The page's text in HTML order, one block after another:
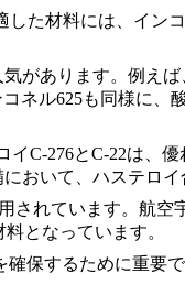
た材料には、 イン
があります。例え
ネル625も同様に、
イC-276とC-22は、優
おいて、ハステロイ
されています。航空
となっています。
保するために重要